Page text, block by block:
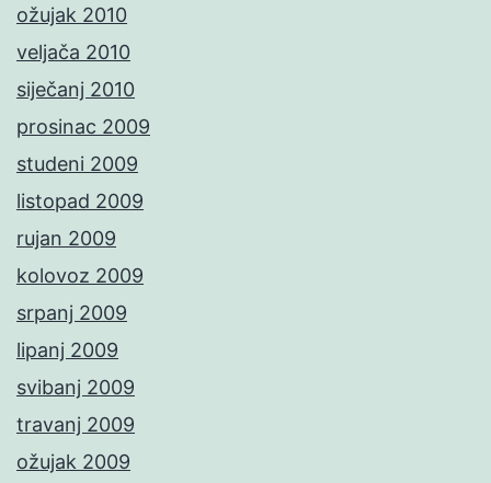
ožujak 2010
veljača 2010
siječanj 2010
prosinac 2009
studeni 2009
listopad 2009
rujan 2009
kolovoz 2009
srpanj 2009
lipanj 2009
svibanj 2009
travanj 2009
ožujak 2009